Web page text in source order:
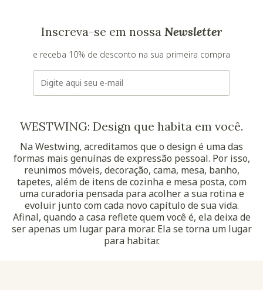
Inscreva-se em nossa Newsletter
e receba 10% de desconto na sua primeira compra
E-mail
WESTWING: Design que habita em você.
Na Westwing, acreditamos que o design é uma das
formas mais genuínas de expressão pessoal. Por isso,
reunimos móveis, decoração, cama, mesa, banho,
tapetes, além de itens de cozinha e mesa posta, com
uma curadoria pensada para acolher a sua rotina e
evoluir junto com cada novo capítulo de sua vida.
Afinal, quando a casa reflete quem você é, ela deixa de
ser apenas um lugar para morar. Ela se torna um lugar
para habitar.